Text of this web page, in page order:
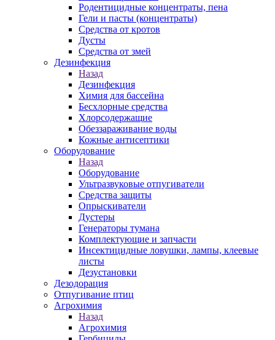
Родентицидные концентраты, пена
Гели и пасты (концентраты)
Средства от кротов
Дусты
Средства от змей
Дезинфекция
Назад
Дезинфекция
Химия для бассейна
Бесхлорные средства
Хлорсодержащие
Обеззараживание воды
Кожные антисептики
Оборудование
Назад
Оборудование
Ультразвуковые отпугиватели
Средства защиты
Опрыскиватели
Дустеры
Генераторы тумана
Комплектующие и запчасти
Инсектицидные ловушки, лампы, клеевые
листы
Дезустановки
Дезодорация
Отпугивание птиц
Агрохимия
Назад
Агрохимия